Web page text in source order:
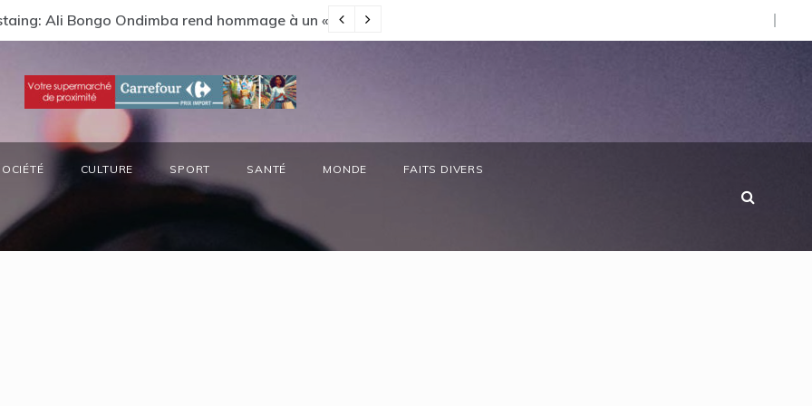
Ali Bongo Ondimba rend hommage à un « passionné d’Afrique »
CULTURE SPORT SANTÉ MONDE FAITS DIVERS